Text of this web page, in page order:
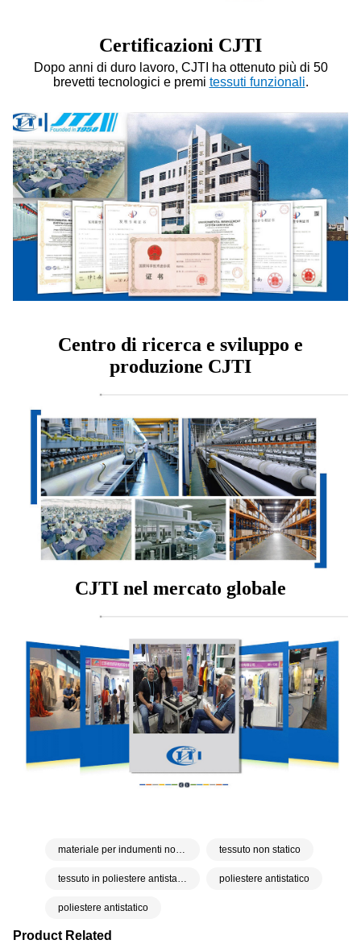
Product Related
Certificazioni CJTI
Dopo anni di duro lavoro, CJTI ha ottenuto più di 50
brevetti tecnologici e premi tessuti funzionali.
Centro di ricerca e sviluppo e
produzione CJTI
CJTI nel mercato globale
materiale per indumenti non statico tessuto non statico
tessuto in poliestere antistatico poliestere antistatico
poliestere antistatico